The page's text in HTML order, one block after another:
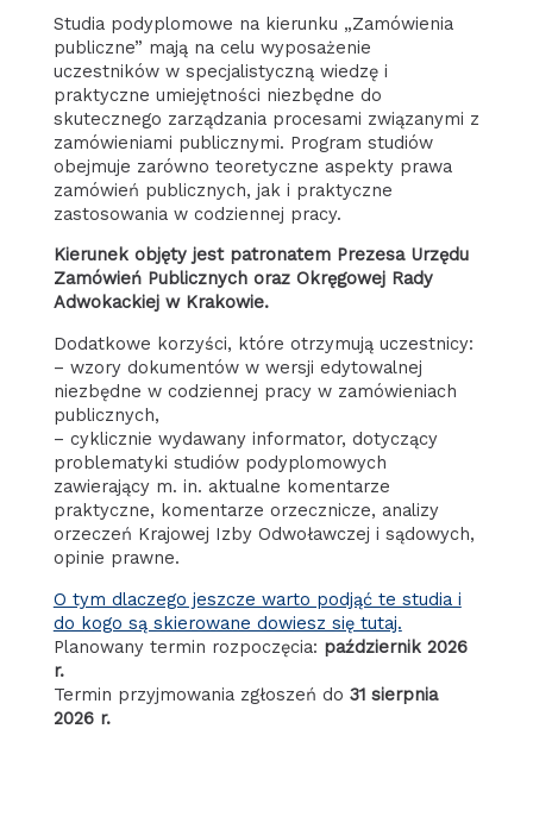
Studia podyplomowe na kierunku „Zamówienia
publiczne” mają na celu wyposażenie
uczestników w specjalistyczną wiedzę i
praktyczne umiejętności niezbędne do
skutecznego zarządzania procesami związanymi z
zamówieniami publicznymi. Program studiów
obejmuje zarówno teoretyczne aspekty prawa
zamówień publicznych, jak i praktyczne
zastosowania w codziennej pracy.
Kierunek objęty jest patronatem Prezesa Urzędu
Zamówień Publicznych oraz Okręgowej Rady
Adwokackiej w Krakowie.
Dodatkowe korzyści, które otrzymują uczestnicy:
– wzory dokumentów w wersji edytowalnej
niezbędne w codziennej pracy w zamówieniach
publicznych,
– cyklicznie wydawany informator, dotyczący
problematyki studiów podyplomowych
zawierający m. in. aktualne komentarze
praktyczne, komentarze orzecznicze, analizy
orzeczeń Krajowej Izby Odwoławczej i sądowych,
opinie prawne.
O tym dlaczego jeszcze warto podjąć te studia i
do kogo są skierowane dowiesz się tutaj.
Planowany termin rozpoczęcia: październik 2026
r.
Termin przyjmowania zgłoszeń do 31 sierpnia
2026 r.